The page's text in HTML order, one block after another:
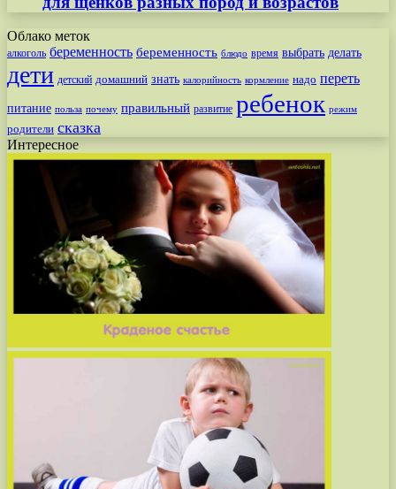
Облако меток
алкоголь беременность беременность блюдо время выбрать делать
дети детский домашний знать калорийность кормление надо переть
питание польза почему правильный развитие ребенок режим
родители сказка
Интересное